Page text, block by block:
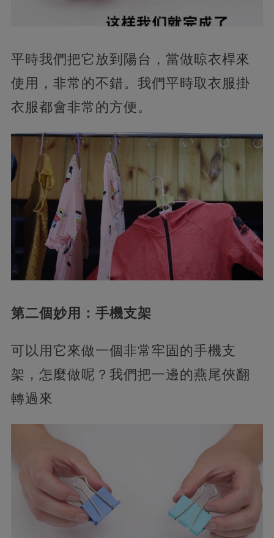
平時我們把它放到陽台，當做晾衣桿來
使用，非常的不錯。我們平時取衣服掛
衣服都會非常的方便。
第二個妙用：手機支架
可以用它來做一個非常牢固的手機支
架，怎麼做呢？我們把一邊的燕尾俠翻
轉過來